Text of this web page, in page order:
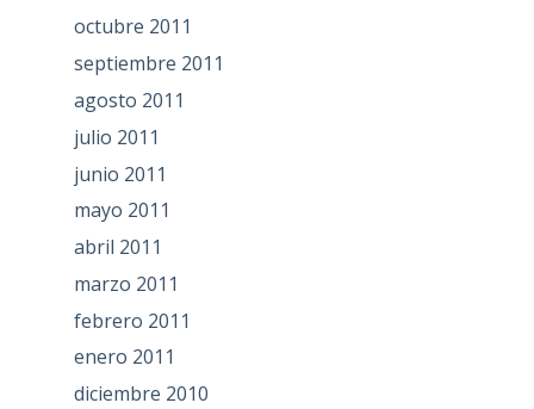
octubre 2011
septiembre 2011
agosto 2011
julio 2011
junio 2011
mayo 2011
abril 2011
marzo 2011
febrero 2011
enero 2011
diciembre 2010